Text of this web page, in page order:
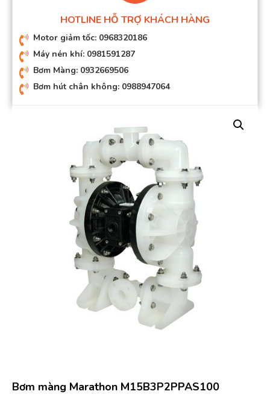
HOTLINE HỖ TRỢ KHÁCH HÀNG
Motor giảm tốc: 0968320186
Máy nén khí: 0981591287
Bơm Màng: 0932669506
Bơm hút chân không: 0988947064
Bơm màng Marathon M15B3P2PPAS100